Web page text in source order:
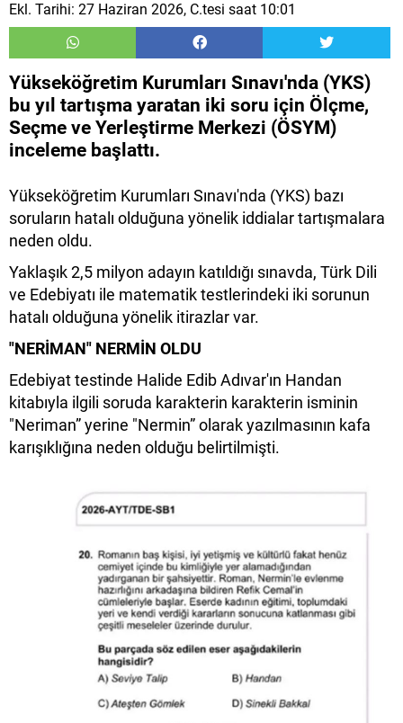
Ekl. Tarihi: 27 Haziran 2026, C.tesi saat 10:01
Yükseköğretim Kurumları Sınavı'nda (YKS)
bu yıl tartışma yaratan iki soru için Ölçme,
Seçme ve Yerleştirme Merkezi (ÖSYM)
inceleme başlattı.
Yükseköğretim Kurumları Sınavı'nda (YKS) bazı
soruların hatalı olduğuna yönelik iddialar tartışmalara
neden oldu.
Yaklaşık 2,5 milyon adayın katıldığı sınavda, Türk Dili
ve Edebiyatı ile matematik testlerindeki iki sorunun
hatalı olduğuna yönelik itirazlar var.
"NERİMAN" NERMİN OLDU
Edebiyat testinde Halide Edib Adıvar'ın Handan
kitabıyla ilgili soruda karakterin karakterin isminin
"Neriman” yerine "Nermin” olarak yazılmasının kafa
karışıklığına neden olduğu belirtilmişti.